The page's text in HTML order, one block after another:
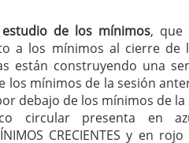
estudio de los mínimos, que
a los mínimos al cierre de
están construyendo una
los mínimos de la sesión
debajo de los mínimos de
circular presenta en
CRECIENTES y en